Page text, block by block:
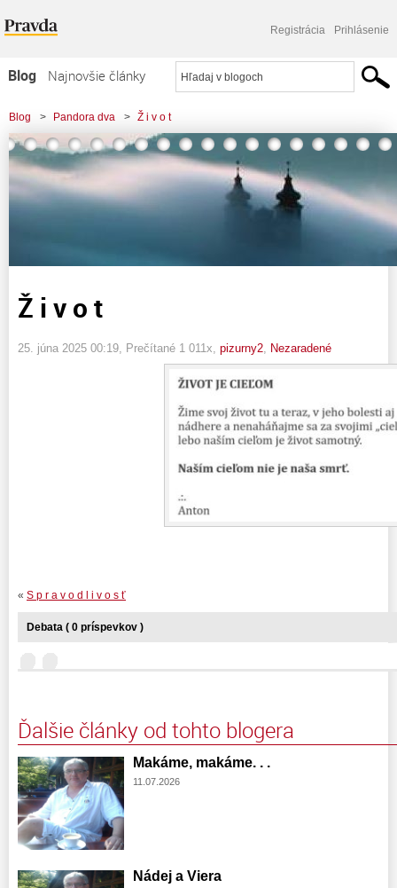
Registrácia Prihlásenie
Blog
Najnovšie články
Najčítanejšie články
Najkomentovanejšie články
Zoznam blogov
Blog > Pandora dva > Ž i v o t
Ž i v o t
25. júna 2025 00:19 , Prečítané 1 011x, pizurny2 Nezaradené
« S p r a v o d l i v o s ť
Debata ( 0 príspevkov )
Ďalšie články od tohto blogera
Makáme, makáme. . .
11.07.2026
Nádej a Viera